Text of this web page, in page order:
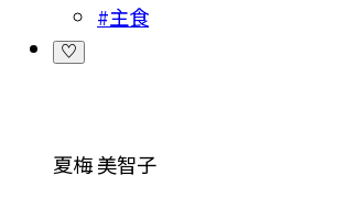
#主食
夏梅 美智子